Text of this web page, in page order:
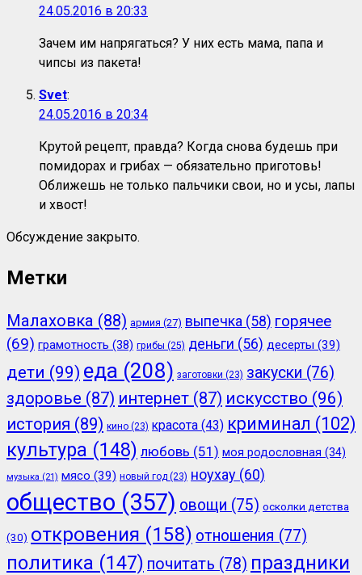
24.05.2016 в 20:33
Зачем им напрягаться? У них есть мама, папа и
чипсы из пакета!
Svet:
24.05.2016 в 20:34
Крутой рецепт, правда? Когда снова будешь при
помидорах и грибах — обязательно приготовь!
Оближешь не только пальчики свои, но и усы, лапы
и хвост!
Обсуждение закрыто.
Метки
Малаховка (88) армия (27) выпечка (58) горячее
(69) грамотность (38) грибы (25) деньги (56) десерты (39)
дети (99) еда (208) заготовки (23) закуски (76)
здоровье (87) интернет (87) искусство (96)
история (89) кино (23) красота (43) криминал (102)
культура (148) любовь (51) моя родословная (34)
музыка (21) мясо (39) новый год (23) ноухау (60)
общество (357) овощи (75) осколки детства
(30) откровения (158) отношения (77)
политика (147) почитать (78) праздники